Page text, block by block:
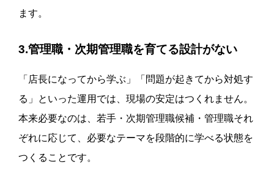
ます。
3.管理職・次期管理職を育てる設計がない
「店長になってから学ぶ」「問題が起きてから対処す
る」といった運用では、現場の安定はつくれません。
本来必要なのは、若手・次期管理職候補・管理職それ
ぞれに応じて、必要なテーマを段階的に学べる状態を
つくることです。